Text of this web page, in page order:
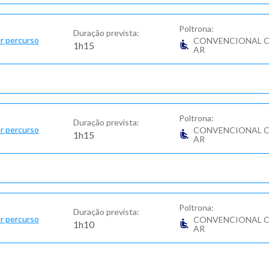
percurso
Duração prevista:
1h15
Poltrona:
CONVENCIONAL
AR
percurso
Duração prevista:
1h15
Poltrona:
CONVENCIONAL
AR
percurso
Duração prevista:
1h10
Poltrona:
CONVENCIONAL
AR